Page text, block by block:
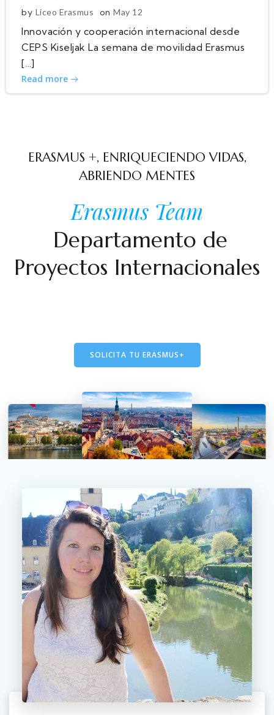
by Liceo Erasmus on May 12
Innovación y cooperación internacional desde
CEPS Kiseljak La semana de movilidad Erasmus
[…]
Read more
ERASMUS +, ENRIQUECIENDO VIDAS,
ABRIENDO MENTES
Erasmus Team
Departamento de
Proyectos Internacionales
SOLICITA TU ERASMUS+